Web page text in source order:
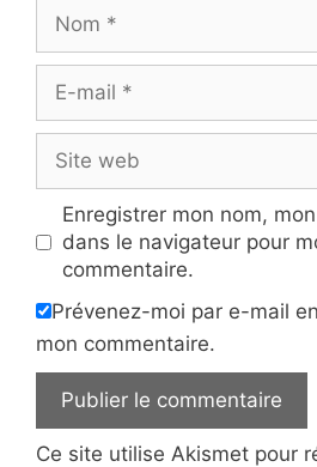
mail
web
Enregistrer mon nom,
dans le navigateur pour
commentaire.
Prévenez-moi par e-mail
mon commentaire.
Ce site utilise Akismet pour